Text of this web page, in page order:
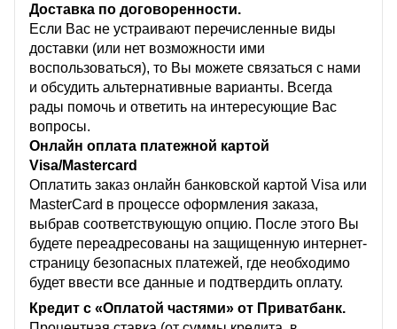
Доставка по договоренности.
Если Вас не устраивают перечисленные виды
доставки (или нет возможности ими
воспользоваться), то Вы можете связаться с нами
и обсудить альтернативные варианты. Всегда
рады помочь и ответить на интересующие Вас
вопросы.
Онлайн оплата платежной картой
Visa/Mastercard
Оплатить заказ онлайн банковской картой Visa или
MasterCard в процессе оформления заказа,
выбрав соответствующую опцию. После этого Вы
будете переадресованы на защищенную интернет-
страницу безопасных платежей, где необходимо
будет ввести все данные и подтвердить оплату.
Кредит с «Оплатой частями» от Приватбанк.